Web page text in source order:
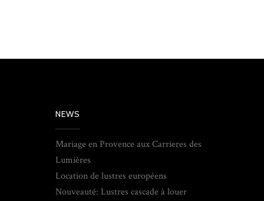
NEWS
Mariage en Provence aux Carrieres des
Lumières
Location de lustres européens
Nouveauté: Lustres cascade à louer